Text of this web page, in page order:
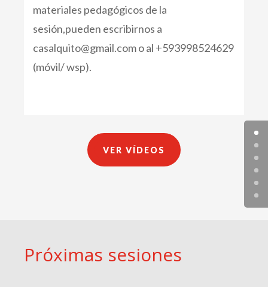
materiales pedagógicos de la
sesión,pueden escribirnos a
casalquito@gmail.com o al +593998524629
(móvil/ wsp).
VER VÍDEOS
Próximas sesiones